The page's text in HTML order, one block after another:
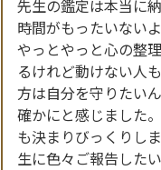
先生の鑑定は本当に
時間がもったいない
やっとやっと心の整
るけれど動けない人
方は自分を守りたい
確かにと感じました
も決まりびっくりし
生に色々ご報告した